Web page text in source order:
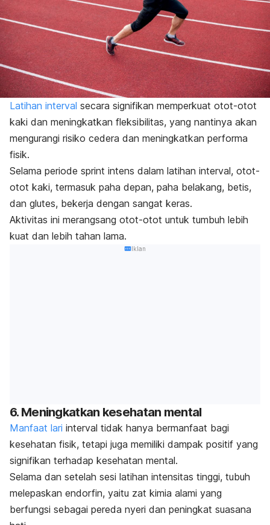
Latihan interval secara signifikan memperkuat otot-otot
kaki dan meningkatkan fleksibilitas, yang nantinya akan
mengurangi risiko cedera dan meningkatkan performa
fisik.
Selama periode sprint intens dalam latihan interval, otot-
otot kaki, termasuk paha depan, paha belakang, betis,
dan glutes, bekerja dengan sangat keras.
Aktivitas ini merangsang otot-otot untuk tumbuh lebih
kuat dan lebih tahan lama.
Iklan
6. Meningkatkan kesehatan mental
Manfaat lari interval tidak hanya bermanfaat bagi
kesehatan fisik, tetapi juga memiliki dampak positif yang
signifikan terhadap kesehatan mental.
Selama dan setelah sesi latihan intensitas tinggi, tubuh
melepaskan endorfin, yaitu zat kimia alami yang
berfungsi sebagai pereda nyeri dan peningkat suasana